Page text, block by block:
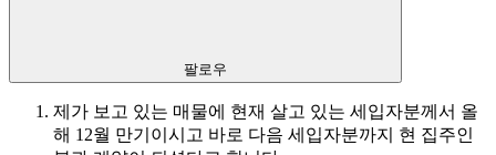
팔로우
제가 보고 있는 매물에 현재 살고 있는 세입자분께서 올
해 12월 만기이시고 바로 다음 세입자분까지 현 집주인